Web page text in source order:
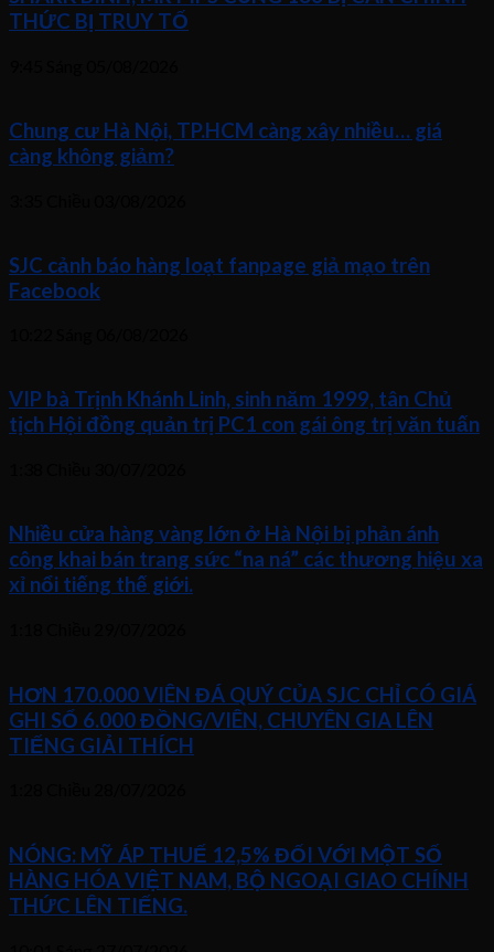
THỨC BỊ TRUY TỐ
Chung cư Hà Nội, TP.HCM càng xây nhiều… giá
càng không giảm?
SJC cảnh báo hàng loạt fanpage giả mạo trên
Facebook
VIP bà Trịnh Khánh Linh, sinh năm 1999, tân Chủ
tịch Hội đồng quản trị PC1 con gái ông trị văn tuấn
Nhiều cửa hàng vàng lớn ở Hà Nội bị phản ánh
công khai bán trang sức “na ná” các thương hiệu xa
xỉ nổi tiếng thế giới.
HƠN 170.000 VIÊN ĐÁ QUÝ CỦA SJC CHỈ CÓ GIÁ
GHI SỔ 6.000 ĐỒNG/VIÊN, CHUYÊN GIA LÊN
TIẾNG GIẢI THÍCH
NÓNG: MỸ ÁP THUẾ 12,5% ĐỐI VỚI MỘT SỐ
HÀNG HÓA VIỆT NAM, BỘ NGOẠI GIAO CHÍNH
THỨC LÊN TIẾNG.